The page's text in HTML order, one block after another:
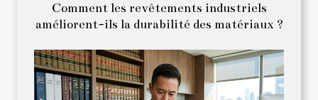
Comment les revêtements industriels
améliorent-ils la durabilité des matériaux ?